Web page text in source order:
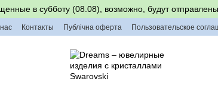
в субботу (08.08), возможно, будут
Контакты Публічна оферта Пользовательское